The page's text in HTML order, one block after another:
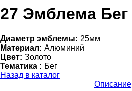
27 Эмблема Бег
Диаметр эмблемы: 25мм
Материал: Алюминий
Цвет: Золото
Тематика : Бег
Назад в каталог
Описание